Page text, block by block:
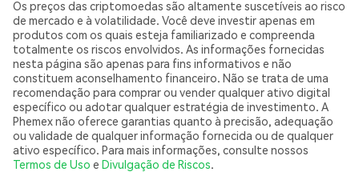
Os preços das criptomoedas são altamente suscetíveis ao risco
de mercado e à volatilidade. Você deve investir apenas em
produtos com os quais esteja familiarizado e compreenda
totalmente os riscos envolvidos. As informações fornecidas
nesta página são apenas para fins informativos e não
constituem aconselhamento financeiro. Não se trata de uma
recomendação para comprar ou vender qualquer ativo digital
específico ou adotar qualquer estratégia de investimento. A
Phemex não oferece garantias quanto à precisão, adequação
ou validade de qualquer informação fornecida ou de qualquer
ativo específico. Para mais informações, consulte nossos
Termos de Uso e Divulgação de Riscos.